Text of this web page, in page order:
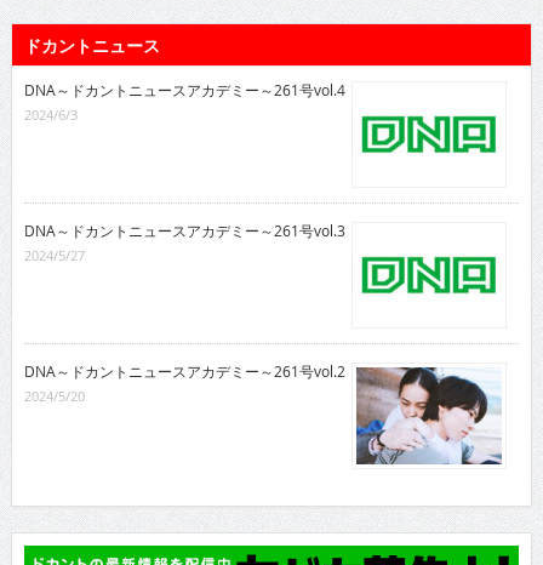
ドカントニュース
DNA～ドカントニュースアカデミー～261号vol.4
2024/6/3
DNA～ドカントニュースアカデミー～261号vol.3
2024/5/27
DNA～ドカントニュースアカデミー～261号vol.2
2024/5/20